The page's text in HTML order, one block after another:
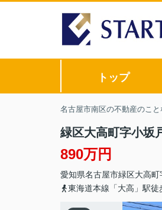
トップ
名古屋市南区の不動産のこ
緑区大高町字小坂
890万円
愛知県名古屋市緑区大高町
東海道本線「大高」駅徒